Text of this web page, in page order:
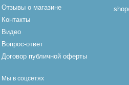
Отзывы о магазине
Контакты
Видео
Вопрос-ответ
Договор публичной оферты
Мы в соцсетях